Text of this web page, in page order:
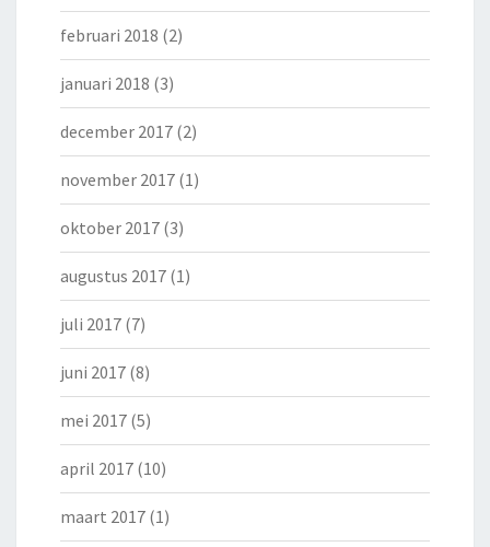
februari 2018 (2)
januari 2018 (3)
december 2017 (2)
november 2017 (1)
oktober 2017 (3)
augustus 2017 (1)
juli 2017 (7)
juni 2017 (8)
mei 2017 (5)
april 2017 (10)
maart 2017 (1)